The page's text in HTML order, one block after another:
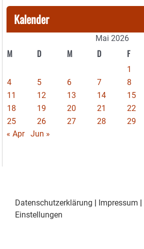
Kalender
Mai 2026
M D M D F
1
4
5 6 7 8
11
12 13 14 15
18
19 20 21 22
25
26 27 28 29
« Apr
Jun »
Datenschutzerklärung Impressum
Einstellungen